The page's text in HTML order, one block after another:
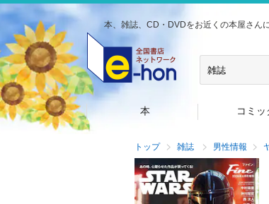
本、雑誌、CD・DVDをお近くの本屋さん
本 コミッ
トップ 雑誌 男性情報